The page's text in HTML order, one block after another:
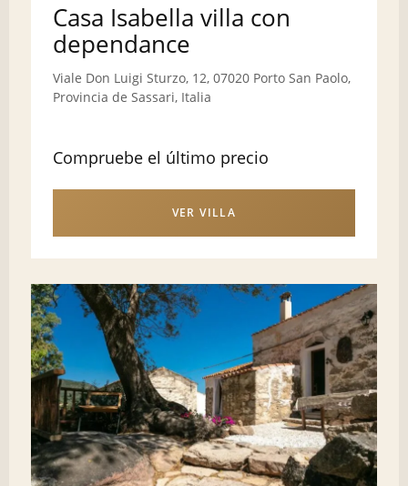
Casa Isabella villa con
dependance
Viale Don Luigi Sturzo, 12, 07020 Porto San Paolo,
Provincia de Sassari, Italia
Compruebe el último precio
VER VILLA